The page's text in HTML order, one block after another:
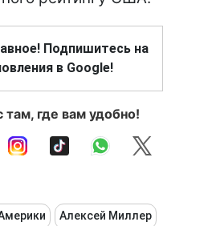
Подпишитесь на
в Google!
там, где вам удобно!
Алексей Миллер